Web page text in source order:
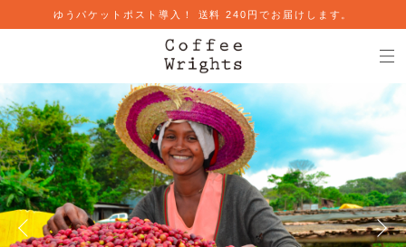
ゆうパケットポスト導入！ 送料 240円でお届けします。